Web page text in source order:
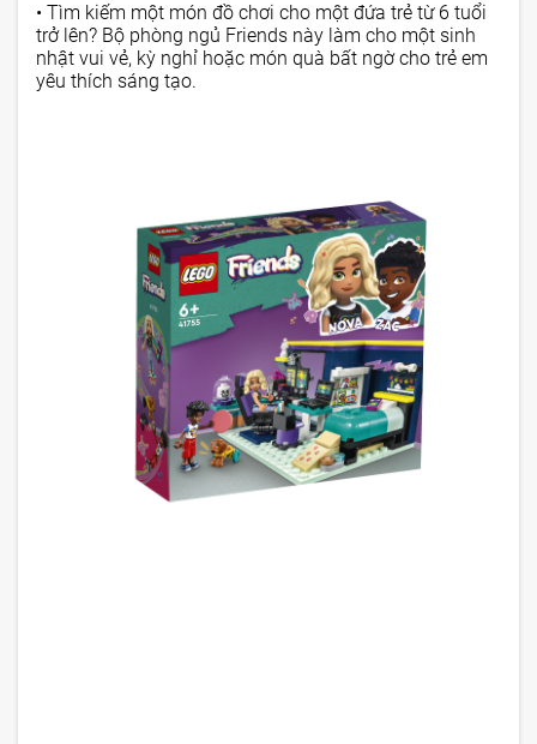
• Tìm kiếm một món đồ chơi cho một đứa trẻ từ 6 tuổi
trở lên? Bộ phòng ngủ Friends này làm cho một sinh
nhật vui vẻ, kỳ nghỉ hoặc món quà bất ngờ cho trẻ em
yêu thích sáng tạo.